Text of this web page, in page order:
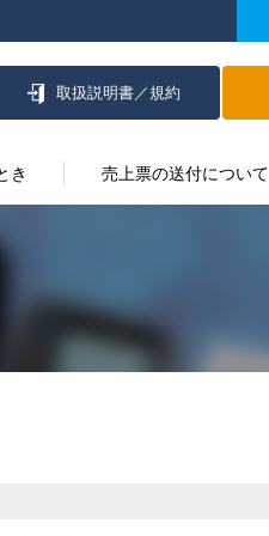
取扱説明書／ 規約
き 売上票の送付について